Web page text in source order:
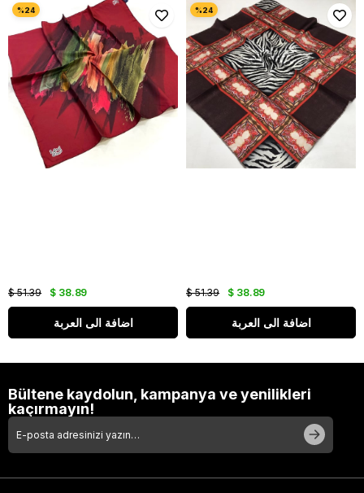
$ 38.89
$ 51.39
اضافة الى العربة
$ 38.89
$ 51.39
اضافة الى العربة
Bültene kaydolun, kampanya ve yenilikleri
kaçırmayın!